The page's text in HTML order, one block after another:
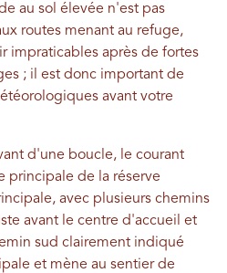
au sol élevée n'est pas
routes menant au refuge,
impraticables après de fortes
; il est donc important de
avant votre
d'une boucle, le courant
principale de la réserve
avec plusieurs chemins
avant le centre d'accueil et
sud clairement indiqué
et mène au sentier de